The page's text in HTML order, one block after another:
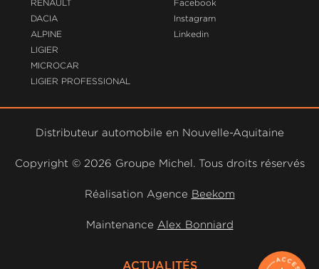
RENAULT
DACIA
ALPINE
LIGIER
MICROCAR
LIGIER PROFESSIONAL
Facebook
Instagram
Linkedin
Distributeur automobile en Nouvelle-Aquitaine
Copyright © 2026 Groupe Michel. Tous droits réservés
Réalisation Agence Beekom
Maintenance Alex Bonniard
ACTUALITÉS